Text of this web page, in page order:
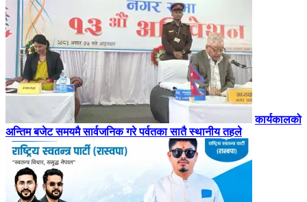
कार्यकालको
अन्तिम बजेट समयमै सार्वजनिक गरे पर्वतका सातै स्थानीय तहले